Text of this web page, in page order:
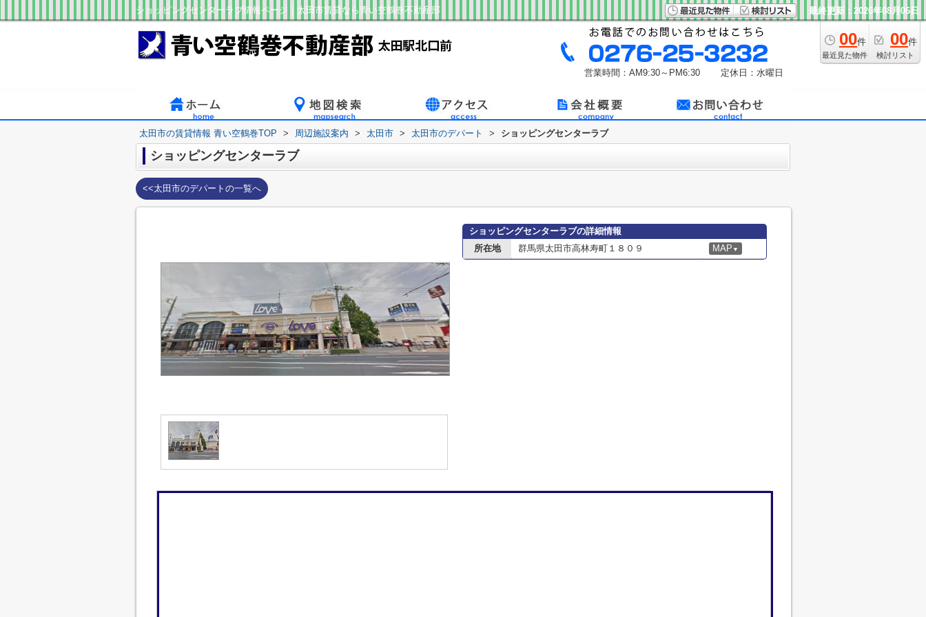
ショッピングセンターラブ情報ページ｜太田市賃貸なら青い空鶴巻不動産部 最終更新：2026年08月06日
00件
最近見た物件
00件
検討リスト
営業時間：AM9:30～PM6:30 定休日：水曜日
太田市の賃貸情報 青い空鶴巻TOP > 周辺施設案内 > 太田市 > 太田市のデパート > ショッピングセンターラブ
ショッピングセンターラブ
<<太田市のデパートの一覧へ
ショッピングセンターラブの詳細情報
所在地
群馬県太田市高林寿町１８０９ MAP ▼